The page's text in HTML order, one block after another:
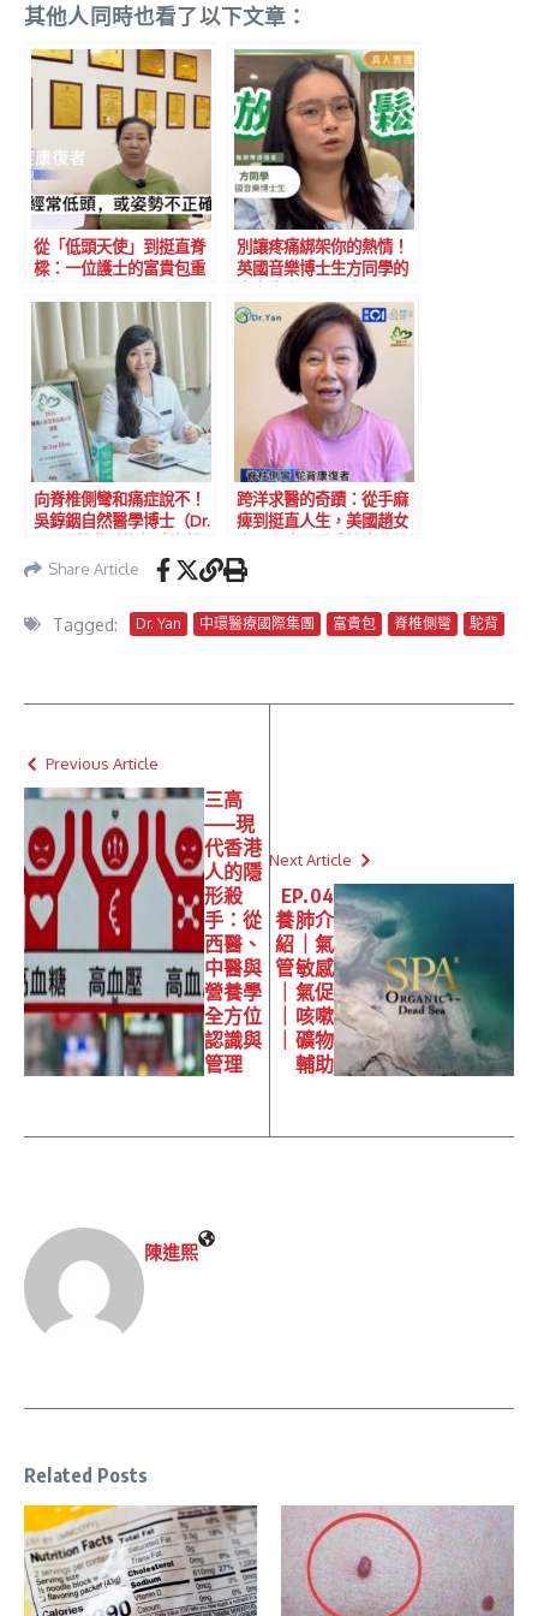
其他人同時也看了以下文章：
從「低頭天使」到挺直脊
樑：一位護士的富貴包重
別讓疼痛綁架你的熱情！
英國音樂博士生方同學的
「從繃緊的弦到自在」的
演奏家
向脊椎側彎和痛症說不！
吳錞銦自然醫學博士（Dr.
醫學技術，幫助患者重拾
跨洋求醫的奇蹟：從手麻
痺到挺直人生，美國趙女
Share Article
Tagged: Dr. Yan 中環醫療國際集團 富貴包 脊椎側彎 駝背
Previous Article
三高
——現
代香港
人的隱
形殺
手：從
西醫、
中醫與
營養學
全方位
認識與
管理
Next Article
EP.04
養肺介
紹｜氣
管敏感
｜氣促
｜咳嗽
｜礦物
輔助
陳進𤋮
Related Posts